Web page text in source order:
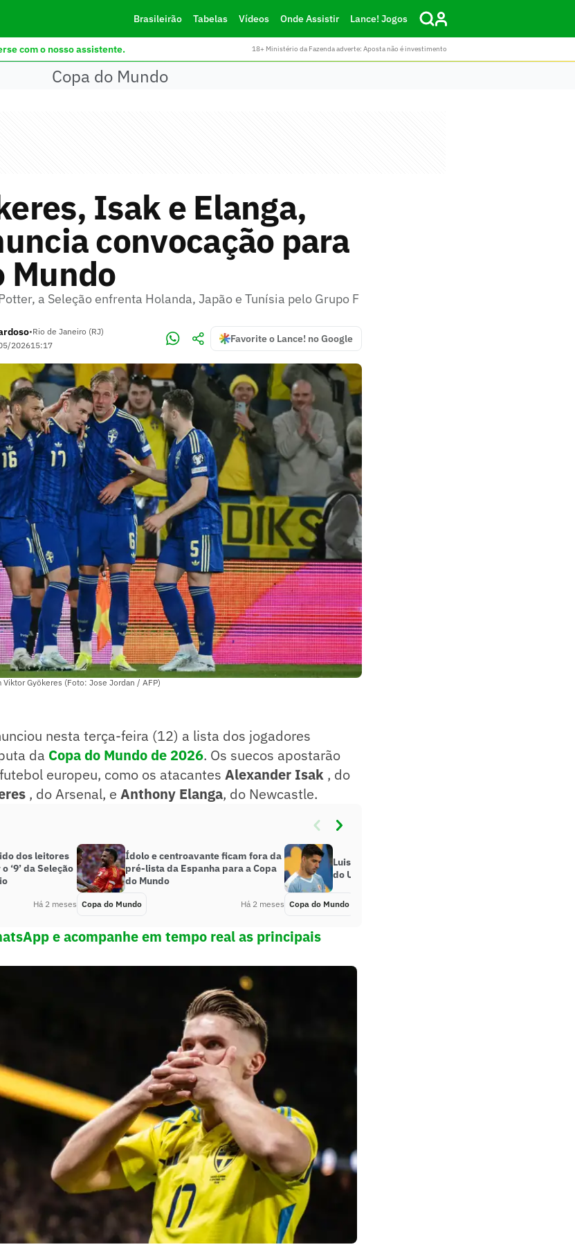
Brasileirão Tabelas Vídeos Onde Assistir Lance! Jogos
com o nosso assistente. 18+ Ministério da Fazenda adverte: Aposta não é investimento
Copa do Mundo
Isak e Elanga,
convocação para
Mundo
a Seleção enfrenta Holanda, Japão e Tunísia pelo Grupo F
•Rio de Janeiro (RJ)
202615:17
Favorite o Lance! no Google
Gyökeres (Foto: Jose Jordan / AFP)
nesta terça-feira (12) a lista dos jogadores
da Copa do Mundo de 2026. Os suecos apostarão
europeu, como os atacantes Alexander Isak , do
, do Arsenal, e Anthony Elanga, do Newcastle.
dos leitores
‘9’ da Seleção
Há 2 meses
Ídolo e centroavante ficam fora da
pré-lista da Espanha para a Copa
do Mundo
Copa do Mundo Há 2 meses
Luis Suárez está fora da pré-lista
do Uruguai para a Copa do Mundo
Copa do Mundo
e acompanhe em tempo real as principais